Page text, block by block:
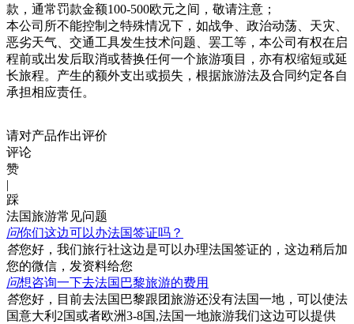
款，通常罚款金额100-500欧元之间，敬请注意；
本公司所不能控制之特殊情况下，如战争、政治动荡、天灾、
恶劣天气、交通工具发生技术问题、罢工等，本公司有权在启
程前或出发后取消或替换任何一个旅游项目，亦有权缩短或延
长旅程。产生的额外支出或损失，根据旅游法及合同约定各自
承担相应责任。
请对产品作出评价
评论
赞
|
踩
法国旅游常见问题
问你们这边可以办法国签证吗？
答您好，我们旅行社这边是可以办理法国签证的，这边稍后加
您的微信，发资料给您
问想咨询一下去法国巴黎旅游的费用
答您好，目前去法国巴黎跟团旅游还没有法国一地，可以使法
国意大利2国或者欧洲3-8国,法国一地旅游我们这边可以提供